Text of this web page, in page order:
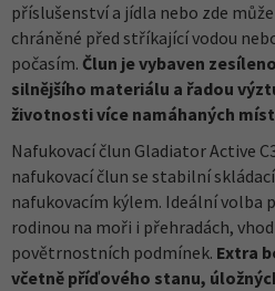
příslušenství a jídla nebo zde
chráněné před stříkající vodou
počasím. Člun je vybaven
silnějšího materiálu a řadou
životnosti více namáhaných
Nafukovací člun Gladiator Active
nafukovací člun se stabilní
nafukovacím kýlem. Ideální volba
rodinou na moři i přehradách,
povětrnostních podmínek. Extra
včetně příďového stanu,